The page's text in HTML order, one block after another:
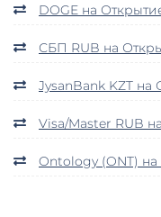
DOGE на
СБП RUB на
JysanBank KZT на
Visa/Master RUB
Ontology (ONT)